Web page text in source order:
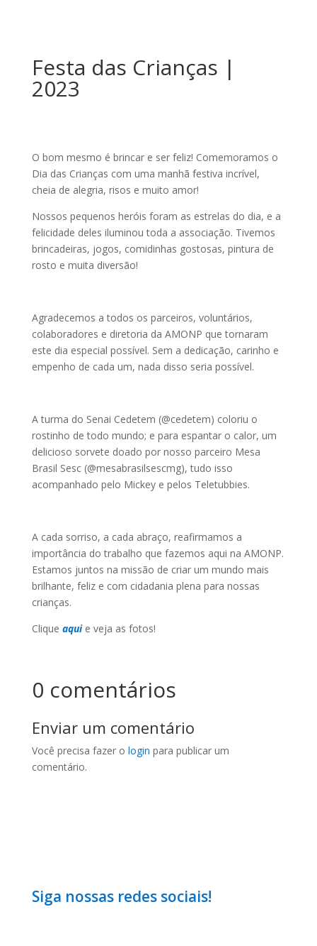
Festa das Crianças |
2023
O bom mesmo é brincar e ser feliz! Comemoramos o
Dia das Crianças com uma manhã festiva incrível,
cheia de alegria, risos e muito amor!
Nossos pequenos heróis foram as estrelas do dia, e a
felicidade deles iluminou toda a associação. Tivemos
brincadeiras, jogos, comidinhas gostosas, pintura de
rosto e muita diversão!
Agradecemos a todos os parceiros, voluntários,
colaboradores e diretoria da AMONP que tornaram
este dia especial possível. Sem a dedicação, carinho e
empenho de cada um, nada disso seria possível.
A turma do Senai Cedetem (@cedetem) coloriu o
rostinho de todo mundo; e para espantar o calor, um
delicioso sorvete doado por nosso parceiro Mesa
Brasil Sesc (@mesabrasilsescmg), tudo isso
acompanhado pelo Mickey e pelos Teletubbies.
A cada sorriso, a cada abraço, reafirmamos a
importância do trabalho que fazemos aqui na AMONP.
Estamos juntos na missão de criar um mundo mais
brilhante, feliz e com cidadania plena para nossas
crianças.
Clique aquie veja as fotos!
0 comentários
Enviar um comentário
Você precisa fazer o login para publicar um
comentário.
Siga nossas redes sociais!